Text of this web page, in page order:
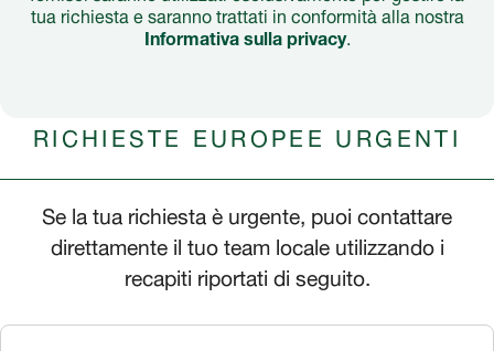
tua richiesta e saranno trattati in conformità alla nostra
Informativa sulla privacy.
RICHIESTE EUROPEE URGENTI
Se la tua richiesta è urgente, puoi contattare
direttamente il tuo team locale utilizzando i
recapiti riportati di seguito.